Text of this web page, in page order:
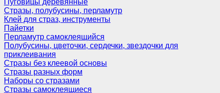
Пуговицы деревянные
Стразы, полубусины, перламутр
Клей для страз, инструменты
Пайетки
Перламутр самоклеящийся
Полубусины, цветочки, сердечки, звездочки для
приклеивания
Стразы без клеевой основы
Стразы разных форм
Наборы со стразами
Стразы самоклеящиеся